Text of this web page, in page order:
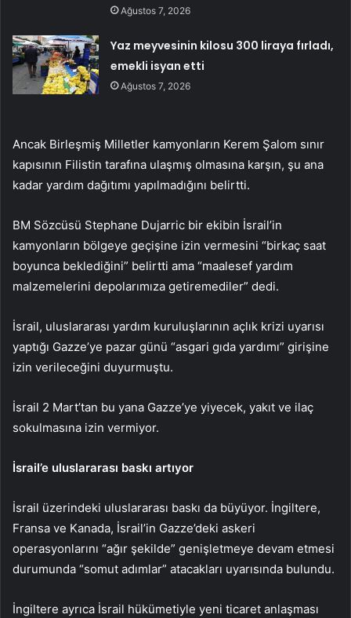
Ağustos 7, 2026
Yaz meyvesinin kilosu 300 liraya fırladı,
emekli isyan etti
Ağustos 7, 2026
Ancak Birleşmiş Milletler kamyonların Kerem Şalom sınır
kapısının Filistin tarafına ulaşmış olmasına karşın, şu ana
kadar yardım dağıtımı yapılmadığını belirtti.
BM Sözcüsü Stephane Dujarric bir ekibin İsrail’in
kamyonların bölgeye geçişine izin vermesini “birkaç saat
boyunca beklediğini” belirtti ama “maalesef yardım
malzemelerini depolarımıza getiremediler” dedi.
İsrail, uluslararası yardım kuruluşlarının açlık krizi uyarısı
yaptığı Gazze’ye pazar günü “asgari gıda yardımı” girişine
izin verileceğini duyurmuştu.
İsrail 2 Mart’tan bu yana Gazze’ye yiyecek, yakıt ve ilaç
sokulmasına izin vermiyor.
İsrail’e uluslararası baskı artıyor
İsrail üzerindeki uluslararası baskı da büyüyor. İngiltere,
Fransa ve Kanada, İsrail’in Gazze’deki askeri
operasyonlarını “ağır şekilde” genişletmeye devam etmesi
durumunda “somut adımlar” atacakları uyarısında bulundu.
İngiltere ayrıca İsrail hükümetiyle yeni ticaret anlaşması